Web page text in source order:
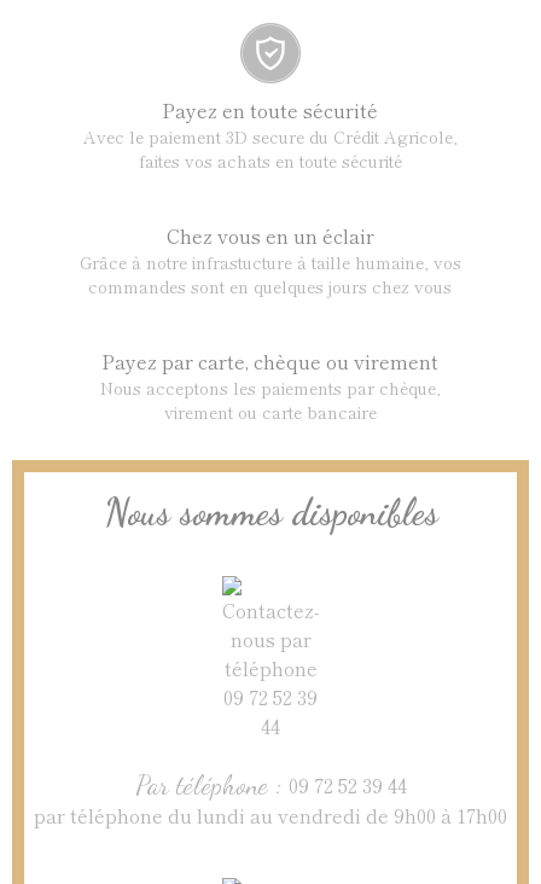
Payez en toute sécurité
Avec le paiement 3D secure du Crédit Agricole,
faites vos achats en toute sécurité
Chez vous en un éclair
Grâce à notre infrastucture à taille humaine, vos
commandes sont en quelques jours chez vous
Payez par carte, chèque ou virement
Nous acceptons les paiements par chèque,
virement ou carte bancaire
Nous sommes disponibles
Par téléphone : 09 72 52 39 44
par téléphone du lundi au vendredi de 9h00 à 17h00